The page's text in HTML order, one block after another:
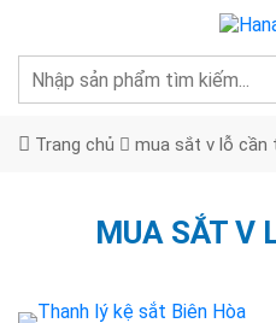
Trang chủ mua sắt v lỗ cần
MUA SẮT V